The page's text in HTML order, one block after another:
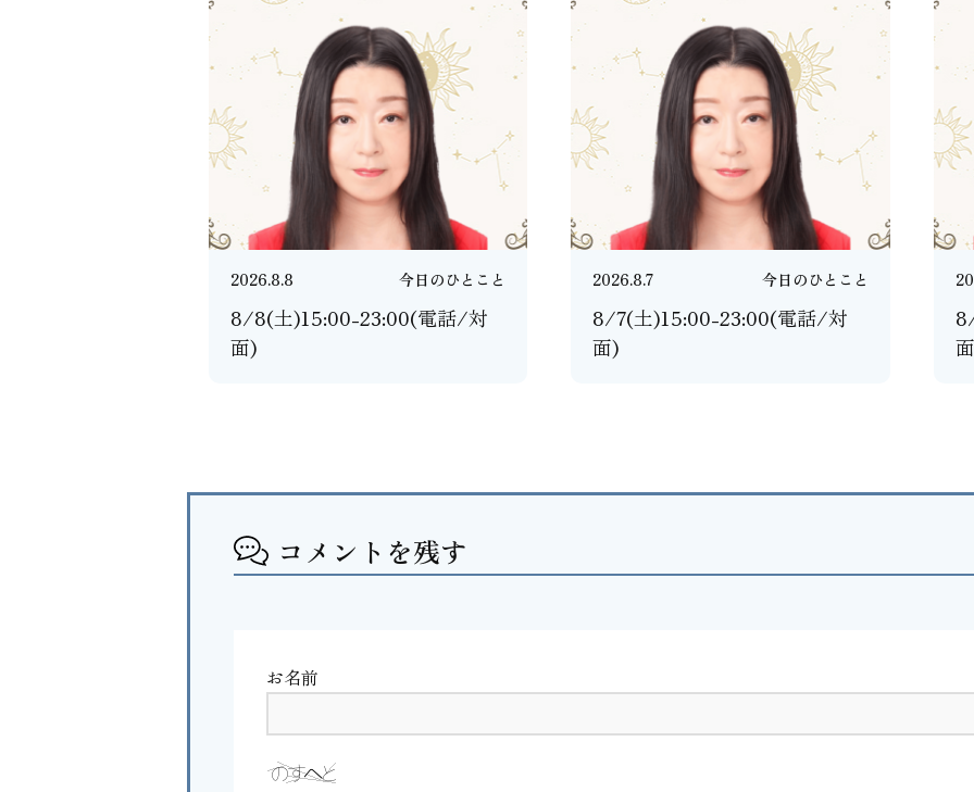
2026.8.8 今日のひとこと
8/8(土)15:00-23:00(電話/対
面)
2026.8.7 今日のひとこと
8/7(土)15:00-23:00(電話/対
面)
コメントを残す
お名前